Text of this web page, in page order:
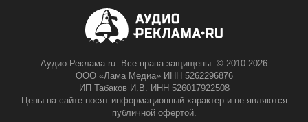
Аудио-Реклама.ru. Все права защищены. © 2010-2026
ООО «Лама Медиа» ИНН 5262296876
ИП Табаков И.В. ИНН 526017922508
Цены на сайте носят информационный характер и не являются
публичной офертой.